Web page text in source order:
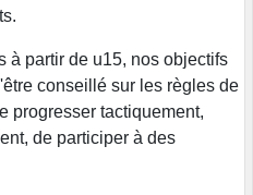
à partir de u15, nos objectifs
conseillé sur les règles de
progresser tactiquement,
de participer à des